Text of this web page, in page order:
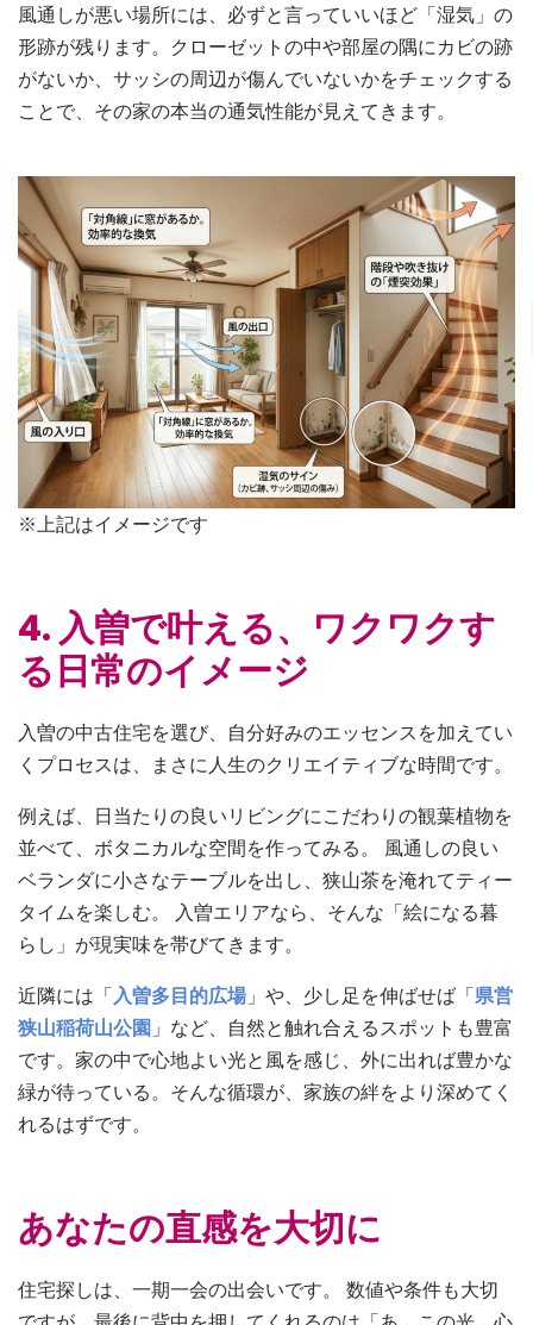
風通しが悪い場所には、必ずと言っていいほど「湿気」の
形跡が残ります。クローゼットの中や部屋の隅にカビの跡
がないか、サッシの周辺が傷んでいないかをチェックする
ことで、その家の本当の通気性能が見えてきます。
※上記はイメージです
4. 入曽で叶える、ワクワクす
る日常のイメージ
入曽の中古住宅を選び、自分好みのエッセンスを加えてい
くプロセスは、まさに人生のクリエイティブな時間です。
例えば、日当たりの良いリビングにこだわりの観葉植物を
並べて、ボタニカルな空間を作ってみる。 風通しの良い
ベランダに小さなテーブルを出し、狭山茶を淹れてティー
タイムを楽しむ。 入曽エリアなら、そんな「絵になる暮
らし」が現実味を帯びてきます。
近隣には「入曽多目的広場」や、少し足を伸ばせば「県営
狭山稲荷山公園 」など、自然と触れ合えるスポットも豊富
です。家の中で心地よい光と風を感じ、外に出れば豊かな
緑が待っている。そんな循環が、家族の絆をより深めてく
れるはずです。
あなたの直感を大切に
住宅探しは、一期一会の出会いです。 数値や条件も大切